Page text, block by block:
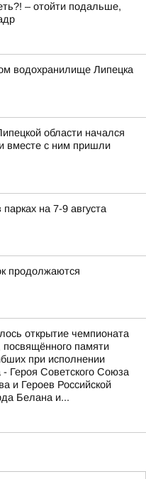
– отойти подальше,
водохранилище Липецка
области начался
вместе с ним пришли
на 7-9 августа
продолжаются
открытие чемпионата
памяти
при исполнении
- Героя Советского Союза
и Героев Российской
Белана и...